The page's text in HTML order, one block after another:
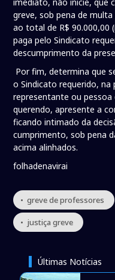
greve, sob pena de
ao total de R$ 90.000,00
paga pelo Sindicato
descumprimento da
Por fim, determina que
o Sindicato requerido, na
representante ou
querendo, apresente a
ficando intimado da
cumprimento, sob pena
acima alinhados.
folhadenavirai
• greve de professores
• justiça greve
Últimas Notícias